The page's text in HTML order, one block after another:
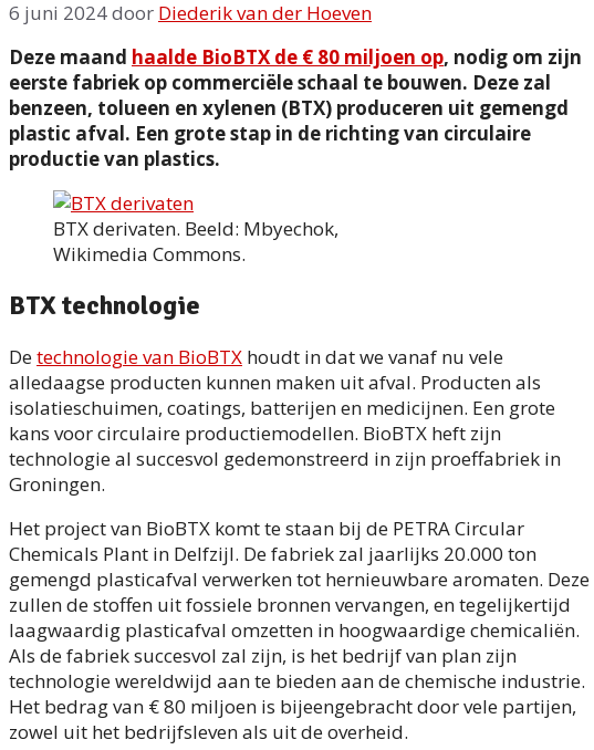
6 juni 2024door Diederik van der Hoeven
Deze maand haalde BioBTX de € 80 miljoen op, nodig om zijn
eerste fabriek op commerciële schaal te bouwen. Deze zal
benzeen, tolueen en xylenen (BTX) produceren uit gemengd
plastic afval. Een grote stap in de richting van circulaire
productie van plastics.
BTX derivaten. Beeld: Mbyechok,
Wikimedia Commons.
BTX technologie
Detechnologie van BioBTX houdt in dat we vanaf nu vele
alledaagse producten kunnen maken uit afval. Producten als
isolatieschuimen, coatings, batterijen en medicijnen. Een grote
kans voor circulaire productiemodellen. BioBTX heft zijn
technologie al succesvol gedemonstreerd in zijn proeffabriek in
Groningen.
Het project van BioBTX komt te staan bij de PETRA Circular
Chemicals Plant in Delfzijl. De fabriek zal jaarlijks 20.000 ton
gemengd plasticafval verwerken tot hernieuwbare aromaten. Deze
zullen de stoffen uit fossiele bronnen vervangen, en tegelijkertijd
laagwaardig plasticafval omzetten in hoogwaardige chemicaliën.
Als de fabriek succesvol zal zijn, is het bedrijf van plan zijn
technologie wereldwijd aan te bieden aan de chemische industrie.
Het bedrag van € 80 miljoen is bijeengebracht door vele partijen,
zowel uit het bedrijfsleven als uit de overheid.